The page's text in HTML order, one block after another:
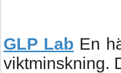
GLP Lab En
viktminskning.